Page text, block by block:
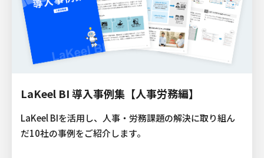
LaKeel BI 導入事例集【人事労務編】
LaKeel BIを活用し、人事・労務課題の解決に取り組ん
だ10社の事例をご紹介します。